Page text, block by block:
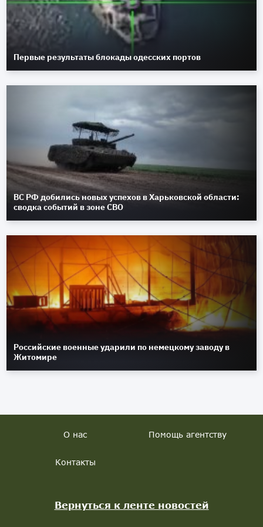
Первые результаты блокады одесских портов
ВС РФ добились новых успехов в Харьковской области:
сводка событий в зоне СВО
Российские военные ударили по немецкому заводу в
Житомире
О нас Помощь агентству
Контакты
Вернуться к ленте новостей